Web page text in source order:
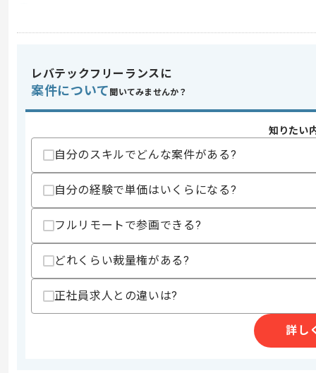
・LIMS利用もしくは導入経験
・プロジェクトマネジメント経験
スキルに不安がある方へ
上記に似た経験やスキルをお持ちであれば申
精算・お支払い
支払いサイト
商談回数
2回
レバテックフリーランスに
案件について 聞いてみませんか？
知りたい
自分のスキルでどんな案件がある?
自分の経験で単価はいくらになる?
フルリモートで参画できる?
どれくらい裁量権がある?
正社員求人との違いは?
詳し